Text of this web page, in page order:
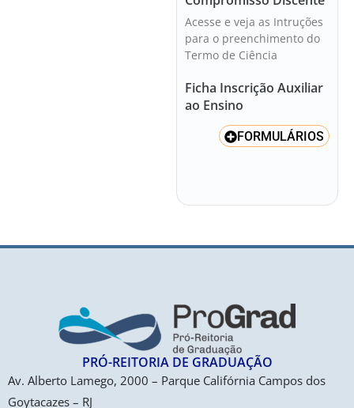
Acesse e veja as Intruções
para o preenchimento do
Termo de Ciência
Ficha Inscrição Auxiliar
ao Ensino
FORMULÁRIOS
PRÓ-REITORIA DE GRADUAÇÃO​
Av. Alberto Lamego, 2000 – Parque Califórnia Campos dos
Goytacazes – RJ